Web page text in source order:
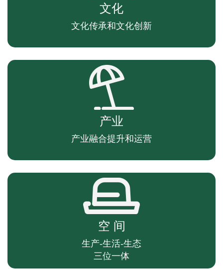
文化
文化传承和文化创新
产业
产业融合提升和运营
空 间
生产-生活-生态
三位一体